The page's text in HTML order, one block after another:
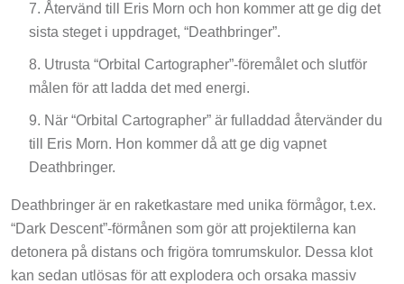
Återvänd till Eris Morn och hon kommer att ge dig det
sista steget i uppdraget, “Deathbringer”.
Utrusta “Orbital Cartographer”-föremålet och slutför
målen för att ladda det med energi.
När “Orbital Cartographer” är fulladdad återvänder du
till Eris Morn. Hon kommer då att ge dig vapnet
Deathbringer.
Deathbringer är en raketkastare med unika förmågor, t.ex.
“Dark Descent”-förmånen som gör att projektilerna kan
detonera på distans och frigöra tomrumskulor. Dessa klot
kan sedan utlösas för att explodera och orsaka massiv